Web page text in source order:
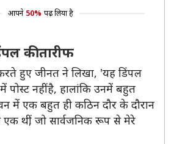
आपने 50% पढ़ लिया है
की तारीफ
हुए जीनत ने लिखा, 'यह डिंपल
पोस्ट नहीं है, हालांकि उनमें बहुत
में एक बहुत ही कठिन दौर के दौरान
थीं, जो सार्वजनिक रूप से मेरे